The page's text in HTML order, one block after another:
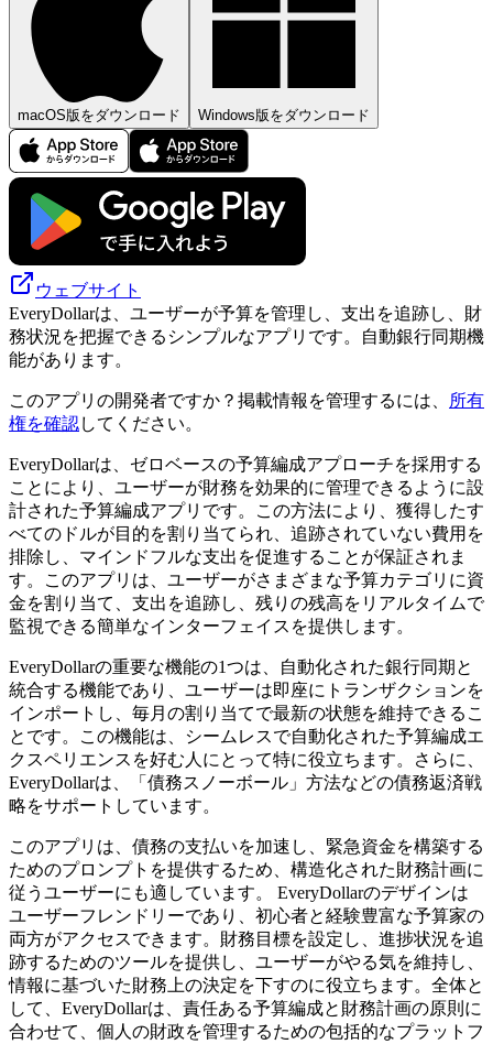
macOS版をダウンロード Windows版をダウンロード
ウェブサイト
EveryDollarは、ユーザーが予算を管理し、支出を追跡し、財
務状況を把握できるシンプルなアプリです。自動銀行同期機
能があります。
このアプリの開発者ですか？掲載情報を管理するには、
所有
権を確認してください。
EveryDollarは、ゼロベースの予算編成アプローチを採用する
ことにより、ユーザーが財務を効果的に管理できるように設
計された予算編成アプリです。この方法により、獲得したす
べてのドルが目的を割り当てられ、追跡されていない費用を
排除し、マインドフルな支出を促進することが保証されま
す。このアプリは、ユーザーがさまざまな予算カテゴリに資
金を割り当て、支出を追跡し、残りの残高をリアルタイムで
監視できる簡単なインターフェイスを提供します。
EveryDollarの重要な機能の1つは、自動化された銀行同期と
統合する機能であり、ユーザーは即座にトランザクションを
インポートし、毎月の割り当てで最新の状態を維持できるこ
とです。この機能は、シームレスで自動化された予算編成エ
クスペリエンスを好む人にとって特に役立ちます。さらに、
EveryDollarは、「債務スノーボール」方法などの債務返済戦
略をサポートしています。
このアプリは、債務の支払いを加速し、緊急資金を構築する
ためのプロンプトを提供するため、構造化された財務計画に
従うユーザーにも適しています。 EveryDollarのデザインは
ユーザーフレンドリーであり、初心者と経験豊富な予算家の
両方がアクセスできます。財務目標を設定し、進捗状況を追
跡するためのツールを提供し、ユーザーがやる気を維持し、
情報に基づいた財務上の決定を下すのに役立ちます。全体と
して、EveryDollarは、責任ある予算編成と財務計画の原則に
合わせて、個人の財政を管理するための包括的なプラットフ